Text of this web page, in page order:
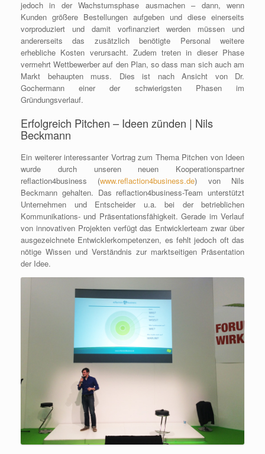
jedoch in der Wachstumsphase ausmachen – dann, wenn
Kunden größere Bestellungen aufgeben und diese einerseits
vorproduziert und damit vorfinanziert werden müssen und
andererseits das zusätzlich benötigte Personal weitere
erhebliche Kosten verursacht. Zudem treten in dieser Phase
vermehrt Wettbewerber auf den Plan, so dass man sich auch am
Markt behaupten muss. Dies ist nach Ansicht von Dr.
Gochermann einer der schwierigsten Phasen im
Gründungsverlauf.
Erfolgreich Pitchen – Ideen zünden | Nils
Beckmann
Ein weiterer interessanter Vortrag zum Thema Pitchen von Ideen
wurde durch unseren neuen Kooperationspartner
reflaction4business (www.reflaction4business.de) von Nils
Beckmann gehalten. Das reflaction4business-Team unterstützt
Unternehmen und Entscheider u.a. bei der betrieblichen
Kommunikations- und Präsentationsfähigkeit. Gerade im Verlauf
von innovativen Projekten verfügt das Entwicklerteam zwar über
ausgezeichnete Entwicklerkompetenzen, es fehlt jedoch oft das
nötige Wissen und Verständnis zur marktseitigen Präsentation
der Idee.